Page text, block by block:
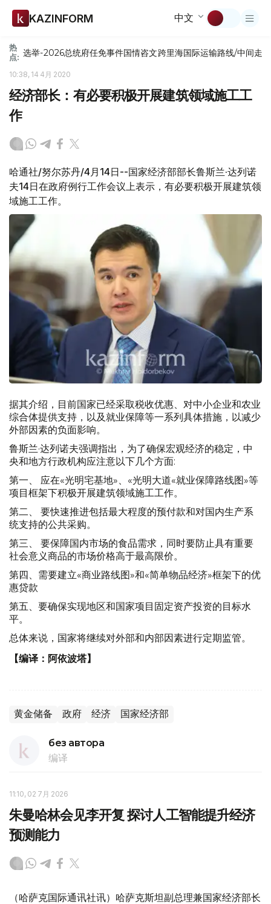
KAZINFORM 中文
热
点: 选举-2026总统府任免事件国情咨文跨里海国际运输路线/中间走廊
10:38, 14 4月 2020
经济部长：有必要积极开展建筑领域施工工
作
哈通社/努尔苏丹/4月14日--国家经济部部长鲁斯兰·达列诺
夫14日在政府例行工作会议上表示，有必要积极开展建筑领
域施工工作。
据其介绍，目前国家已经采取税收优惠、对中小企业和农业
综合体提供支持，以及就业保障等一系列具体措施，以减少
外部因素的负面影响。
鲁斯兰·达列诺夫强调指出，为了确保宏观经济的稳定，中
央和地方行政机构应注意以下几个方面:
第一、 应在«光明宅基地»、«光明大道«就业保障路线图»等
项目框架下积极开展建筑领域施工工作。
第二、 要快速推进包括最大程度的预付款和对国内生产系
统支持的公共采购。
第三、 要保障国内市场的食品需求，同时要防止具有重要
社会意义商品的市场价格高于最高限价。
第四、需要建立«商业路线图»和«简单物品经济»框架下的优
惠贷款
第五、要确保实现地区和国家项目固定资产投资的目标水
平。
总体来说，国家将继续对外部和内部因素进行定期监管。
【编译：阿依波塔】
黄金储备 政府 经济 国家经济部
без автора
编译
11:10, 02 7月 2026
朱曼哈林会见李开复 探讨人工智能提升经济
预测能力
（哈萨克国际通讯社讯）哈萨克斯坦副总理兼国家经济部长